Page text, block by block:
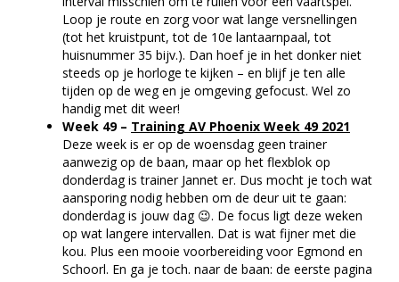
Loop je route en zorg voor wat lange versnellingen
(tot het kruistpunt, tot de 10e lantaarnpaal, tot
huisnummer 35 bijv.). Dan hoef je in het donker niet
steeds op je horloge te kijken – en blijf je ten alle
tijden op de weg en je omgeving gefocust. Wel zo
handig met dit weer!
Week 49 – Training AV Phoenix Week 49 2021
Deze week is er op de woensdag geen trainer
aanwezig op de baan, maar op het flexblok op
donderdag is trainer Jannet er. Dus mocht je toch wat
aansporing nodig hebben om de deur uit te gaan:
donderdag is jouw dag 😉. De focus ligt deze weken
op wat langere intervallen. Dat is wat fijner met die
kou. Plus een mooie voorbereiding voor Egmond en
Schoorl. En ga je toch. naar de baan: de eerste pagina